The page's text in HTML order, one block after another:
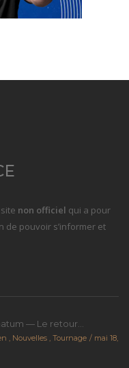
non officiel qui a pour
de pouvoir s’informer et
— Le retour...
, Nouvelles , Tournage
mai 18,